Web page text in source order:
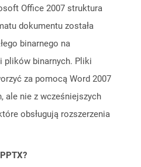
Office 2007 struktura
dokumentu została
binarnego na
plików binarnych. Pliki
za pomocą Word 2007
ale nie z wcześniejszych
obsługują rozszerzenia